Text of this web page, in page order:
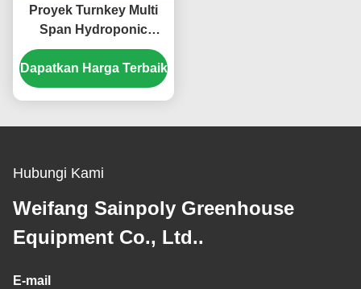
Proyek Turnkey Multi
Span Hydroponic
Greenhouse
Waterproofing
Dapatkan Harga Terbaik
Hubungi Kami
Weifang Sainpoly Greenhouse
Equipment Co., Ltd..
E-mail